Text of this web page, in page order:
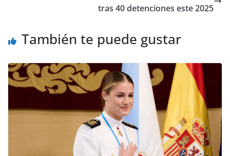
tras 40 detenciones este 2025
También te puede gustar